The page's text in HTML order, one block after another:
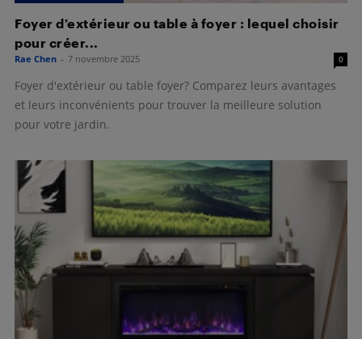
Foyer d’extérieur ou table à foyer : lequel choisir
pour créer...
Rae Chen - 7 novembre 2025 0
Foyer d'extérieur ou table foyer? Comparez leurs avantages
et leurs inconvénients pour trouver la meilleure solution
pour votre jardin.